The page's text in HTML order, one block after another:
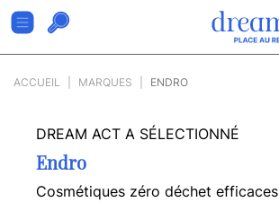
ACCUEIL MARQUES ENDRO
DREAM ACT A SÉLECTIONNÉ
Endro
Cosmétiques zéro déchet efficaces